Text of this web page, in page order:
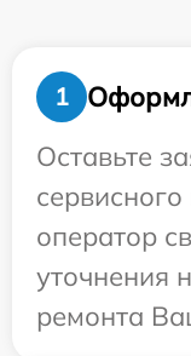
1
Оставьте
оператор
уточнения
ремонта